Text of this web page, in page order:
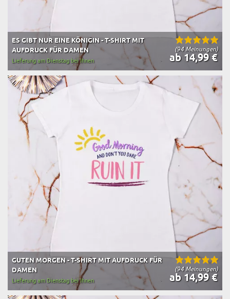
(94 Meinungen)
ES GIBT NUR EINE KÖNIGIN - T-SHIRT MIT
AUFDRUCK FÜR DAMEN
ab 14,99 €
Lieferung am Dienstag bei Ihnen
(94 Meinungen)
GUTEN MORGEN - T-SHIRT MIT AUFDRUCK FÜR
DAMEN
ab 14,99 €
Lieferung am Dienstag bei Ihnen